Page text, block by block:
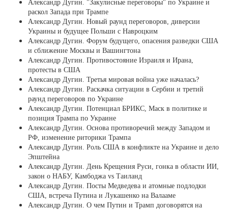
Александр Дугин. "Закулисные переговоры" по Украине и
раскол Запада при Трампе
Александр Дугин. Новый раунд переговоров, диверсии
Украины и будущее Польши с Навроцким
Александр Дугин. Форум будущего, опасения разведки США
и сближение Москвы и Вашингтона
Александр Дугин. Противостояние Израиля и Ирана,
протесты в США
Александр Дугин. Третья мировая война уже началась?
Александр Дугин. Раскачка ситуации в Сербии и третий
раунд переговоров по Украине
Александр Дугин. Потенциал БРИКС, Маск в политике и
позиция Трампа по Украине
Александр Дугин. Основа противоречий между Западом и
РФ, изменение риторики Трампа
Александр Дугин. Роль США в конфликте на Украине и дело
Эпштейна
Александр Дугин. День Крещения Руси, гонка в области ИИ,
закон о НАБУ, Камбоджа vs Таиланд
Александр Дугин. Посты Медведева и атомные подлодки
США, встреча Путина и Лукашенко на Валааме
Александр Дугин. О чем Путин и Трамп договорятся на